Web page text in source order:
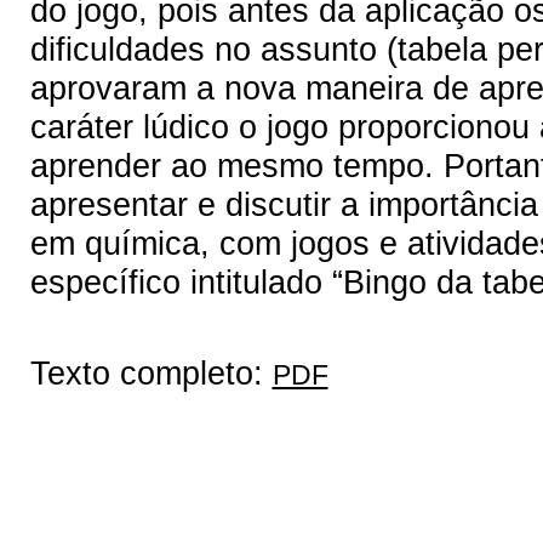
do jogo, pois antes da aplicação
dificuldades no assunto (tabela
aprovaram a nova maneira de
caráter lúdico o jogo
aprender ao mesmo tempo.
apresentar e discutir a
em química, com jogos e
específico intitulado “Bingo da
Texto completo: PDF